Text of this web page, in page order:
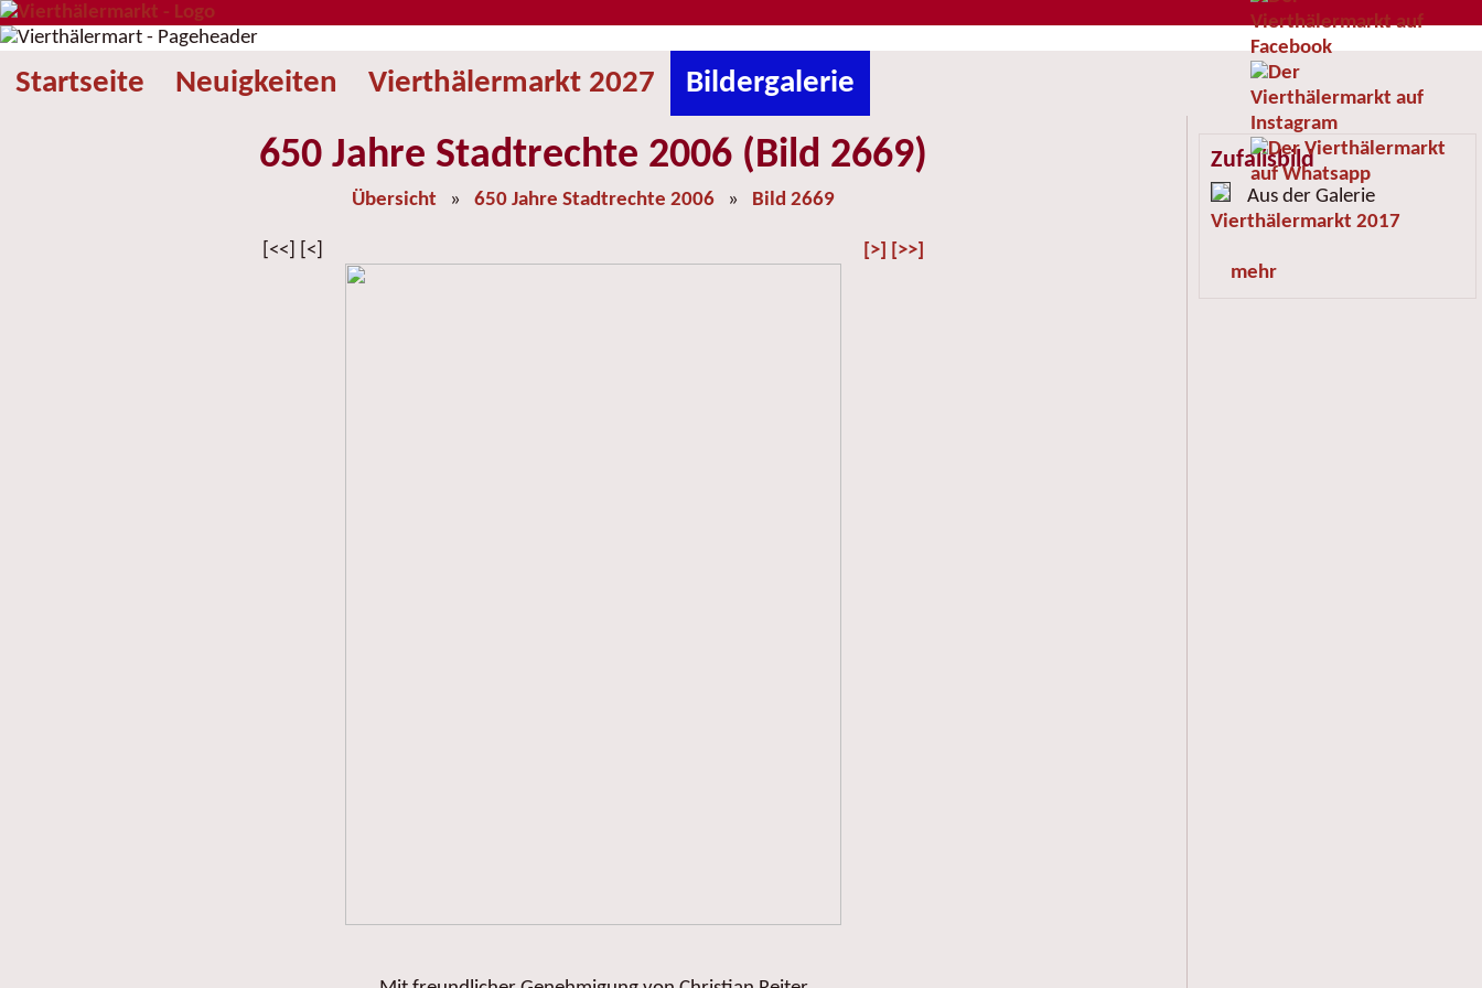
Startseite Neuigkeiten Vierthälermarkt 2027 Bildergalerie
650 Jahre Stadtrechte 2006 (Bild 2669)
Übersicht » 650 Jahre Stadtrechte 2006 » Bild 2669
[<<] [<] [>] [>>]
Zufallsbild
Aus der Galerie
Vierthälermarkt 2017
mehr